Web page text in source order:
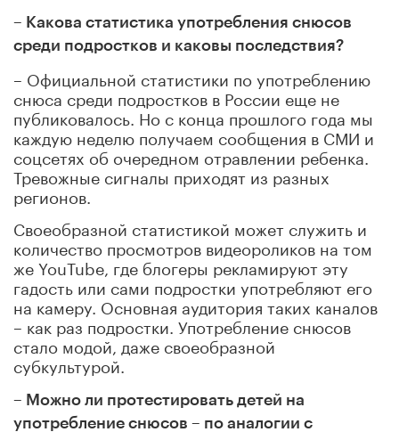
– Какова статистика употребления снюсов
среди подростков и каковы последствия?
– Официальной статистики по употреблению
снюса среди подростков в России еще не
публиковалось. Но с конца прошлого года мы
каждую неделю получаем сообщения в СМИ и
соцсетях об очередном отравлении ребенка.
Тревожные сигналы приходят из разных
регионов.
Своеобразной статистикой может служить и
количество просмотров видеороликов на том
же YouTube, где блогеры рекламируют эту
гадость или сами подростки употребляют его
на камеру. Основная аудитория таких каналов
– как раз подростки. Употребление снюсов
стало модой, даже своеобразной
субкультурой.
– Можно ли протестировать детей на
употребление снюсов – по аналогии с